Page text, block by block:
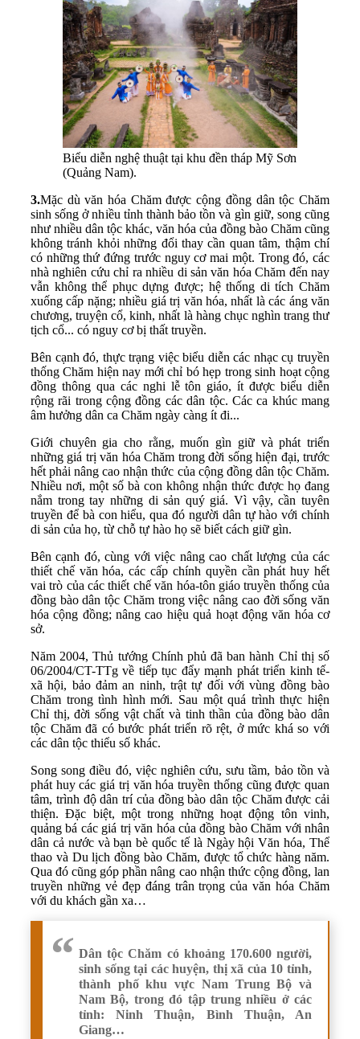
Biểu diễn nghệ thuật tại khu đền tháp Mỹ Sơn
(Quảng Nam).
3.Mặc dù văn hóa Chăm được cộng đồng dân tộc Chăm
sinh sống ở nhiều tỉnh thành bảo tồn và gìn giữ, song cũng
như nhiều dân tộc khác, văn hóa của đồng bào Chăm cũng
không tránh khỏi những đổi thay cần quan tâm, thậm chí
có những thứ đứng trước nguy cơ mai một. Trong đó, các
nhà nghiên cứu chỉ ra nhiều di sản văn hóa Chăm đến nay
vẫn không thể phục dựng được; hệ thống di tích Chăm
xuống cấp nặng; nhiều giá trị văn hóa, nhất là các áng văn
chương, truyện cổ, kinh, nhất là hàng chục nghìn trang thư
tịch cổ... có nguy cơ bị thất truyền.
Bên cạnh đó, thực trạng việc biểu diễn các nhạc cụ truyền
thống Chăm hiện nay mới chỉ bó hẹp trong sinh hoạt cộng
đồng thông qua các nghi lễ tôn giáo, ít được biểu diễn
rộng rãi trong cộng đồng các dân tộc. Các ca khúc mang
âm hưởng dân ca Chăm ngày càng ít đi...
Giới chuyên gia cho rằng, muốn gìn giữ và phát triển
những giá trị văn hóa Chăm trong đời sống hiện đại, trước
hết phải nâng cao nhận thức của cộng đồng dân tộc Chăm.
Nhiều nơi, một số bà con không nhận thức được họ đang
nắm trong tay những di sản quý giá. Vì vậy, cần tuyên
truyền để bà con hiểu, qua đó người dân tự hào với chính
di sản của họ, từ chỗ tự hào họ sẽ biết cách giữ gìn.
Bên cạnh đó, cùng với việc nâng cao chất lượng của các
thiết chế văn hóa, các cấp chính quyền cần phát huy hết
vai trò của các thiết chế văn hóa-tôn giáo truyền thống của
đồng bào dân tộc Chăm trong việc nâng cao đời sống văn
hóa cộng đồng; nâng cao hiệu quả hoạt động văn hóa cơ
sở.
Năm 2004, Thủ tướng Chính phủ đã ban hành Chỉ thị số
06/2004/CT-TTg về tiếp tục đẩy mạnh phát triển kinh tế-
xã hội, bảo đảm an ninh, trật tự đối với vùng đồng bào
Chăm trong tình hình mới. Sau một quá trình thực hiện
Chỉ thị, đời sống vật chất và tinh thần của đồng bào dân
tộc Chăm đã có bước phát triển rõ rệt, ở mức khá so với
các dân tộc thiểu số khác.
Song song điều đó, việc nghiên cứu, sưu tầm, bảo tồn và
phát huy các giá trị văn hóa truyền thống cũng được quan
tâm, trình độ dân trí của đồng bào dân tộc Chăm được cải
thiện. Đặc biệt, một trong những hoạt động tôn vinh,
quảng bá các giá trị văn hóa của đồng bào Chăm với nhân
dân cả nước và bạn bè quốc tế là Ngày hội Văn hóa, Thể
thao và Du lịch đồng bào Chăm, được tổ chức hàng năm.
Qua đó cũng góp phần nâng cao nhận thức cộng đồng, lan
truyền những vẻ đẹp đáng trân trọng của văn hóa Chăm
với du khách gần xa…
Dân tộc Chăm có khoảng 170.600 người,
sinh sống tại các huyện, thị xã của 10 tỉnh,
thành phố khu vực Nam Trung Bộ và
Nam Bộ, trong đó tập trung nhiều ở các
tỉnh: Ninh Thuận, Bình Thuận, An
Giang…